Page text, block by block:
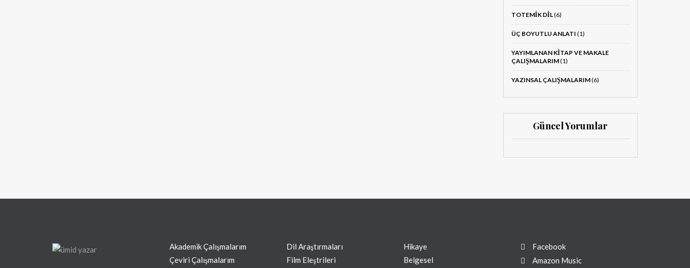
TOTEMIK DIL(6)
ÜÇ BOYUTLU ANLATI (1)
YAYIMLANAN KITAP VE MAKALE
ÇALIŞMALARIM(1)
YAZINSAL ÇALIŞMALARIM(6)
Güncel Yorumlar
Akademik Çalışmalarım
Çeviri Çalışmalarım
Dil Araştırmaları
Film Eleştrileri
Hikaye
Belgesel
Facebook
Amazon Music